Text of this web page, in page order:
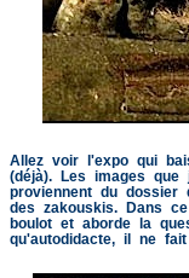
Allez voir l'expo qui
(déjà). Les images
proviennent du dossier
des zakouskis. Dans
boulot et aborde la
qu'autodidacte, il ne